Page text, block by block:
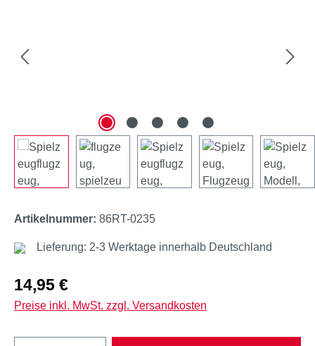
Artikelnummer: 86RT-0235
Lieferung: 2-3 Werktage innerhalb Deutschland
Regulärer Preis:
14,95 €
Preise inkl. MwSt. zzgl. Versandkosten